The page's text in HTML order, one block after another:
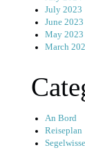
July 2023
June 2023
May 2023
March
An Bord
Reiseplan